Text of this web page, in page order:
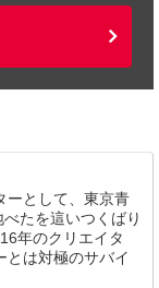
ーとして、東京青
たを這いつくばり
年のクリエイタ
とは対極のサバイ